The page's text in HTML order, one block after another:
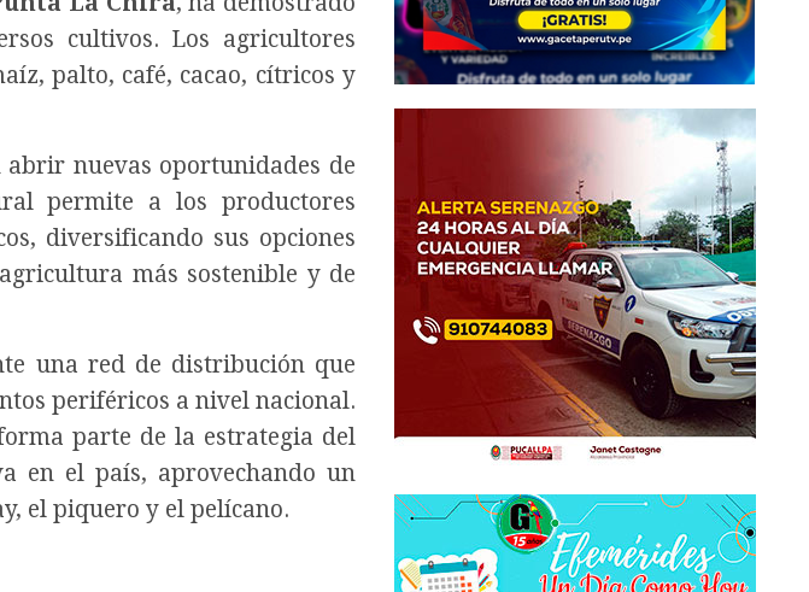
cultivos. Los agricultores
palto, café, cacao, cítricos y
nuevas oportunidades de
permite a los productores
diversificando sus opciones
más sostenible y de
una red de distribución que
periféricos a nivel nacional.
parte de la estrategia del
en el país, aprovechando un
el piquero y el pelícano.